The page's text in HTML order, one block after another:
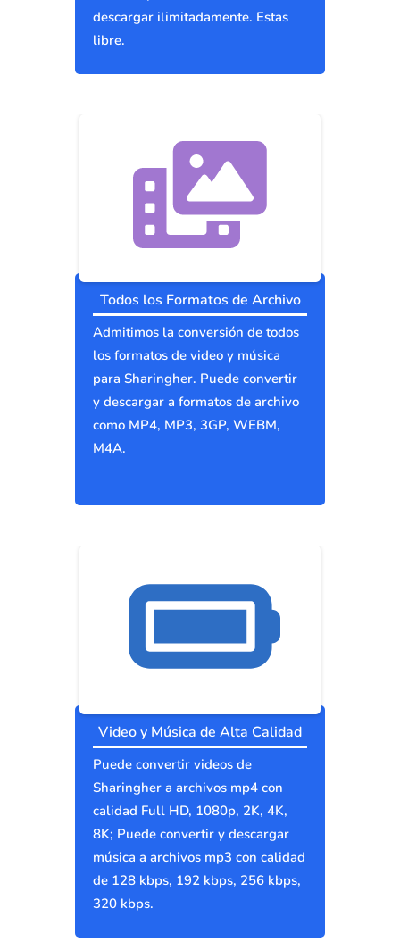
descargar ilimitadamente. Estas
libre.
Todos los Formatos de Archivo
Admitimos la conversión de todos
los formatos de video y música
para Sharingher. Puede convertir
y descargar a formatos de archivo
como MP4, MP3, 3GP, WEBM,
M4A.
Video y Música de Alta Calidad
Puede convertir videos de
Sharingher a archivos mp4 con
calidad Full HD, 1080p, 2K, 4K,
8K; Puede convertir y descargar
música a archivos mp3 con calidad
de 128 kbps, 192 kbps, 256 kbps,
320 kbps.